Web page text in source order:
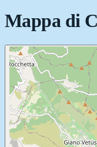
Mappa di